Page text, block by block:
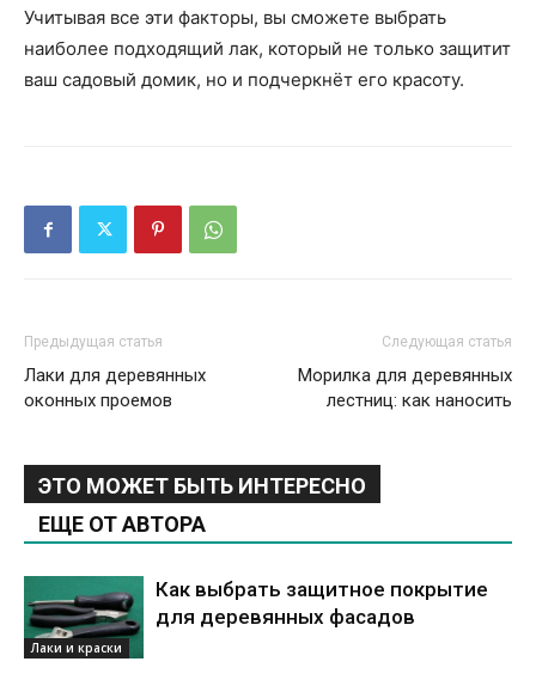
Учитывая все эти факторы, вы сможете выбрать
наиболее подходящий лак, который не только защитит
ваш садовый домик, но и подчеркнёт его красоту.
Предыдущая статья
Лаки для деревянных
оконных проемов
Следующая статья
Морилка для деревянных
лестниц: как наносить
ЭТО МОЖЕТ БЫТЬ ИНТЕРЕСНО
ЕЩЕ ОТ АВТОРА
Лаки и краски
Как выбрать защитное покрытие
для деревянных фасадов